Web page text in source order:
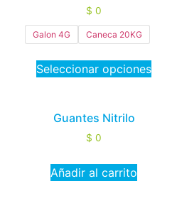
$ 0
Galon 4G Caneca 20KG
Seleccionar opciones
Guantes Nitrilo
$ 0
Añadir al carrito